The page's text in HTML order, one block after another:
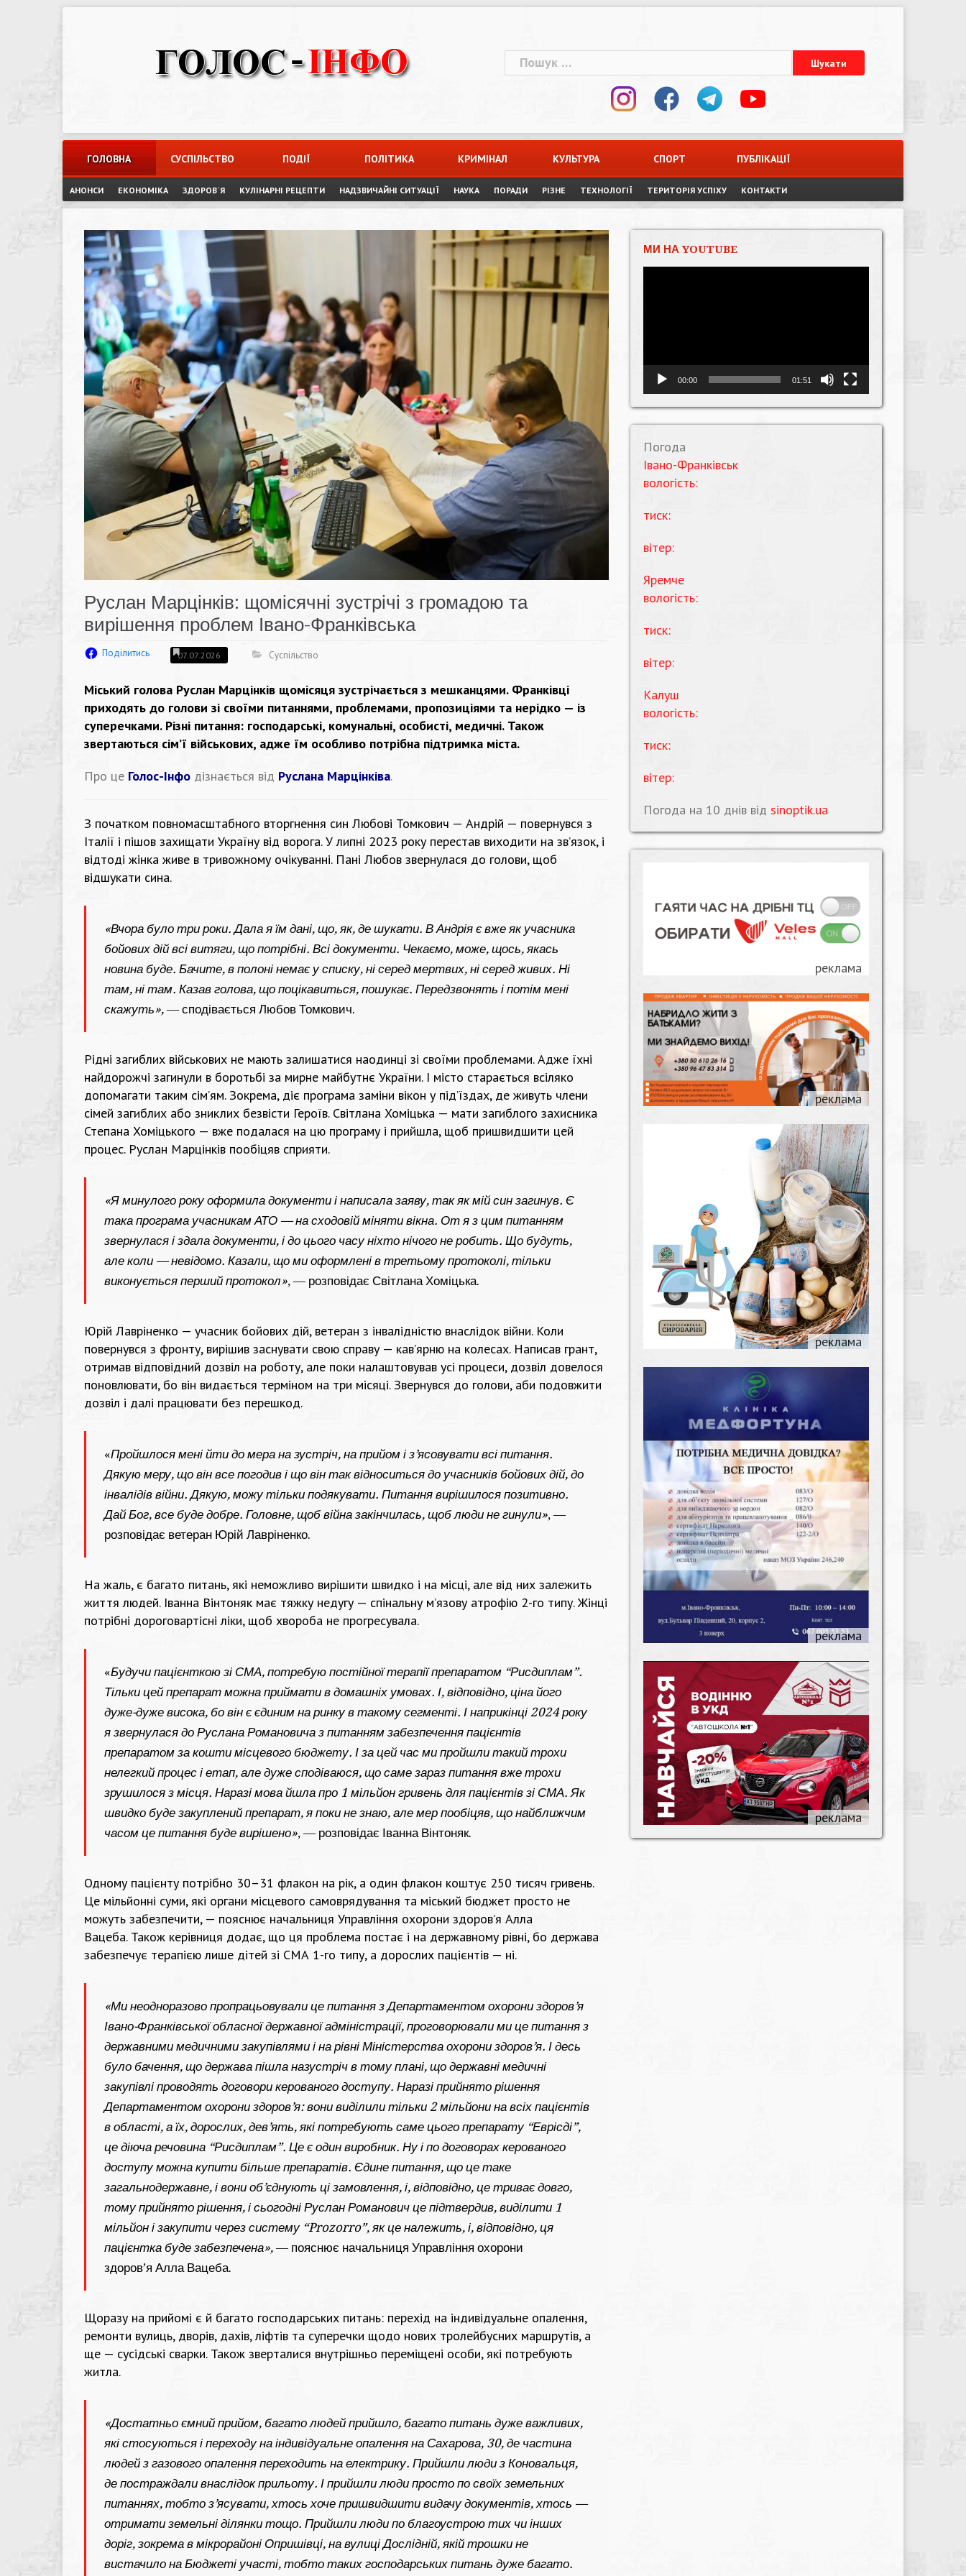
Пошук:
ГОЛОВНА СУСПІЛЬСТВО ПОДІЇ ПОЛІТИКА КРИМІНАЛ КУЛЬТУРА СПОРТ ПУБЛІКАЦІЇ
АНОНСИ ЕКОНОМІКА ЗДОРОВ`Я КУЛІНАРНІ РЕЦЕПТИ НАДЗВИЧАЙНІ СИТУАЦІЇ НАУКА ПОРАДИ РІЗНЕ ТЕХНОЛОГІЇ ТЕРИТОРІЯ УСПІХУ КОНТАКТИ
Руслан Марцінків: щомісячні зустрічі з громадою та
вирішення проблем Івано-Франківська
Поділитись 07.07.2026 Суспільство
Міський голова Руслан Марцінків щомісяця зустрічається з мешканцями. Франківці
приходять до голови зі своїми питаннями, проблемами, пропозиціями та нерідко — із
суперечками. Різні питання: господарські, комунальні, особисті, медичні. Також
звертаються сім’ї військових, адже їм особливо потрібна підтримка міста.
Про це Голос-Інфо дізнається від Руслана Марцінківа.
З початком повномасштабного вторгнення син Любові Томкович — Андрій — повернувся з
Італії і пішов захищати Україну від ворога. У липні 2023 року перестав виходити на зв’язок, і
відтоді жінка живе в тривожному очікуванні. Пані Любов звернулася до голови, щоб
відшукати сина.
«Вчора було три роки. Дала я їм дані, що, як, де шукати. В Андрія є вже як учасника
бойових дій всі витяги, що потрібні. Всі документи. Чекаємо, може, щось, якась
новина буде. Бачите, в полоні немає у списку, ні серед мертвих, ні серед живих. Ні
там, ні там. Казав голова, що поцікавиться, пошукає. Передзвонять і потім мені
скажуть», — сподівається Любов Томкович.
Рідні загиблих військових не мають залишатися наодинці зі своїми проблемами. Адже їхні
найдорожчі загинули в боротьбі за мирне майбутнє України. І місто старається всіляко
допомагати таким сім’ям. Зокрема, діє програма заміни вікон у під’їздах, де живуть члени
сімей загиблих або зниклих безвісти Героїв. Світлана Хоміцька — мати загиблого захисника
Степана Хоміцького — вже подалася на цю програму і прийшла, щоб пришвидшити цей
процес. Руслан Марцінків пообіцяв сприяти.
«Я минулого року оформила документи і написала заяву, так як мій син загинув. Є
така програма учасникам АТО — на сходовій міняти вікна. От я з цим питанням
звернулася і здала документи, і до цього часу ніхто нічого не робить. Що будуть,
але коли — невідомо. Казали, що ми оформлені в третьому протоколі, тільки
виконується перший протокол», — розповідає Світлана Хоміцька.
Юрій Лавріненко — учасник бойових дій, ветеран з інвалідністю внаслідок війни. Коли
повернувся з фронту, вирішив заснувати свою справу — кав’ярню на колесах. Написав грант,
отримав відповідний дозвіл на роботу, але поки налаштовував усі процеси, дозвіл довелося
поновлювати, бо він видається терміном на три місяці. Звернувся до голови, аби подовжити
дозвіл і далі працювати без перешкод.
«Пройшлося мені йти до мера на зустріч, на прийом і з’ясовувати всі питання.
Дякую меру, що він все погодив і що він так відноситься до учасників бойових дій, до
інвалідів війни. Дякую, можу тільки подякувати. Питання вирішилося позитивно.
Дай Бог, все буде добре. Головне, щоб війна закінчилась, щоб люди не гинули», —
розповідає ветеран Юрій Лавріненко.
На жаль, є багато питань, які неможливо вирішити швидко і на місці, але від них залежить
життя людей. Іванна Вінтоняк має тяжку недугу — спінальну м’язову атрофію 2-го типу. Жінці
потрібні дороговартісні ліки, щоб хвороба не прогресувала.
«Будучи пацієнткою зі СМА, потребую постійної терапії препаратом “Рисдиплам”.
Тільки цей препарат можна приймати в домашніх умовах. І, відповідно, ціна його
дуже-дуже висока, бо він є єдиним на ринку в такому сегменті. І наприкінці 2024 року
я звернулася до Руслана Романовича з питанням забезпечення пацієнтів
препаратом за кошти місцевого бюджету. І за цей час ми пройшли такий трохи
нелегкий процес і етап, але дуже сподіваюся, що саме зараз питання вже трохи
зрушилося з місця. Наразі мова йшла про 1 мільйон гривень для пацієнтів зі СМА. Як
швидко буде закуплений препарат, я поки не знаю, але мер пообіцяв, що найближчим
часом це питання буде вирішено», — розповідає Іванна Вінтоняк.
Одному пацієнту потрібно 30–31 флакон на рік, а один флакон коштує 250 тисяч гривень.
Це мільйонні суми, які органи місцевого самоврядування та міський бюджет просто не
можуть забезпечити, — пояснює начальниця Управління охорони здоров’я Алла
Вацеба. Також керівниця додає, що ця проблема постає і на державному рівні, бо держава
забезпечує терапією лише дітей зі СМА 1-го типу, а дорослих пацієнтів — ні.
«Ми неодноразово пропрацьовували це питання з Департаментом охорони здоров’я
Івано-Франківської обласної державної адміністрації, проговорювали ми це питання з
державними медичними закупівлями і на рівні Міністерства охорони здоров’я. І десь
було бачення, що держава пішла назустріч в тому плані, що державні медичні
закупівлі проводять договори керованого доступу. Наразі прийнято рішення
Департаментом охорони здоров’я: вони виділили тільки 2 мільйони на всіх пацієнтів
в області, а їх, дорослих, дев’ять, які потребують саме цього препарату “Еврісді”,
це діюча речовина “Рисдиплам”. Це є один виробник. Ну і по договорах керованого
доступу можна купити більше препаратів. Єдине питання, що це таке
загальнодержавне, і вони об’єднують ці замовлення, і, відповідно, це триває довго,
тому прийнято рішення, і сьогодні Руслан Романович це підтвердив, виділити 1
мільйон і закупити через систему “Prozorro”, як це належить, і, відповідно, ця
пацієнтка буде забезпечена», — пояснює начальниця Управління охорони
здоров’я Алла Вацеба.
Щоразу на прийомі є й багато господарських питань: перехід на індивідуальне опалення,
ремонти вулиць, дворів, дахів, ліфтів та суперечки щодо нових тролейбусних маршрутів, а
ще — сусідські сварки. Також зверталися внутрішньо переміщені особи, які потребують
житла.
«Достатньо ємний прийом, багато людей прийшло, багато питань дуже важливих,
які стосуються і переходу на індивідуальне опалення на Сахарова, 30, де частина
людей з газового опалення переходить на електрику. Прийшли люди з Коновальця,
де постраждали внаслідок прильоту. І прийшли люди просто по своїх земельних
питаннях, тобто з’ясувати, хтось хоче пришвидшити видачу документів, хтось —
отримати земельні ділянки тощо. Прийшли люди по благоустрою тих чи інших
доріг, зокрема в мікрорайоні Опришівці, на вулиці Дослідній, якій трошки не
вистачило на Бюджеті участі, тобто таких господарських питань дуже багато.
МИ НА YOUTUBE
00:00 01:51
Погода
Івано-Франківськ
вологість:
тиск:
вітер:
Яремче
вологість:
тиск:
вітер:
Калуш
вологість:
тиск:
вітер:
Погода на 10 днів від sinoptik.ua